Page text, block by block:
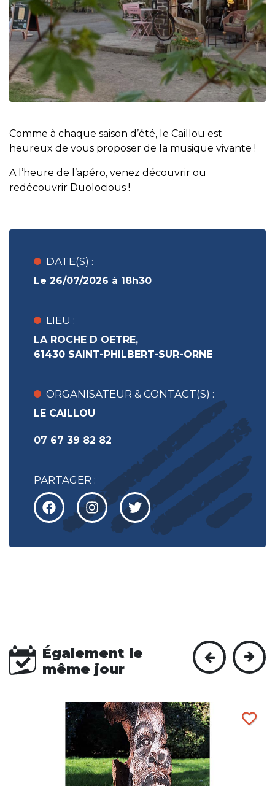
Comme à chaque saison d’été, le Caillou est
heureux de vous proposer de la musique vivante !
A l’heure de l’apéro, venez découvrir ou
redécouvrir Duolocious !
DATE(S) :
Le 26/07/2026 à 18h30
LIEU :
LA ROCHE D OETRE,
61430 SAINT-PHILBERT-SUR-ORNE
ORGANISATEUR & CONTACT(S) :
LE CAILLOU
07 67 39 82 82
PARTAGER :
Également le
même jour